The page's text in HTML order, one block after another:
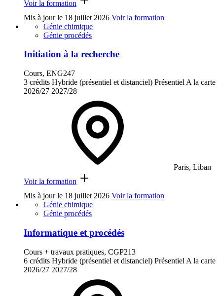
Voir la formation
Mis à jour le 18 juillet 2026 Voir la formation
Génie chimique
Génie procédés
Initiation à la recherche
Cours, ENG247
3 crédits Hybride (présentiel et distanciel) Présentiel A la carte
2026/27 2027/28
Paris, Liban
Voir la formation
Mis à jour le 18 juillet 2026 Voir la formation
Génie chimique
Génie procédés
Informatique et procédés
Cours + travaux pratiques, CGP213
6 crédits Hybride (présentiel et distanciel) Présentiel A la carte
2026/27 2027/28